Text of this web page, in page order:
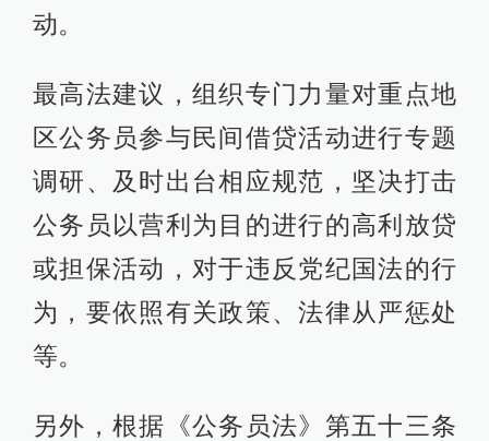
动。
最高法建议，组织专门力量对重点地
区公务员参与民间借贷活动进行专题
调研、及时出台相应规范，坚决打击
公务员以营利为目的进行的高利放贷
或担保活动，对于违反党纪国法的行
为，要依照有关政策、法律从严惩处
等。
另外，根据《公务员法》第五十三条